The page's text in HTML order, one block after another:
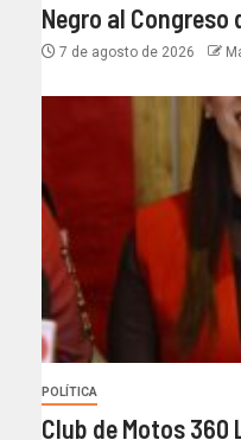
Negro al Congreso
7 de agosto de 2026
POLÍTICA
Club de Motos 360